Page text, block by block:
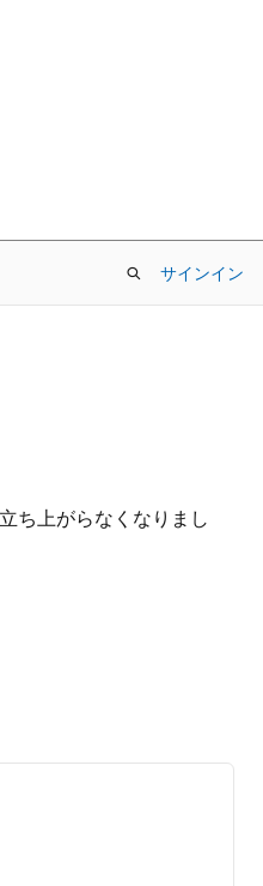
サインイン
ち上がらなくなりまし